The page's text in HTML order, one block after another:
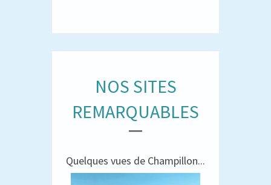
NOS SITES
REMARQUABLES
Quelques vues de Champillon...